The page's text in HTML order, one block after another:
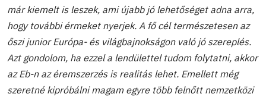
már kiemelt is leszek, ami újabb jó lehetőséget adna arra,
hogy további érmeket nyerjek. A fő cél természetesen az
őszi junior Európa- és világbajnokságon való jó szereplés.
Azt gondolom, ha ezzel a lendülettel tudom folytatni, akkor
az Eb-n az éremszerzés is realitás lehet. Emellett még
szeretné kipróbálni magam egyre több felnőtt nemzetközi